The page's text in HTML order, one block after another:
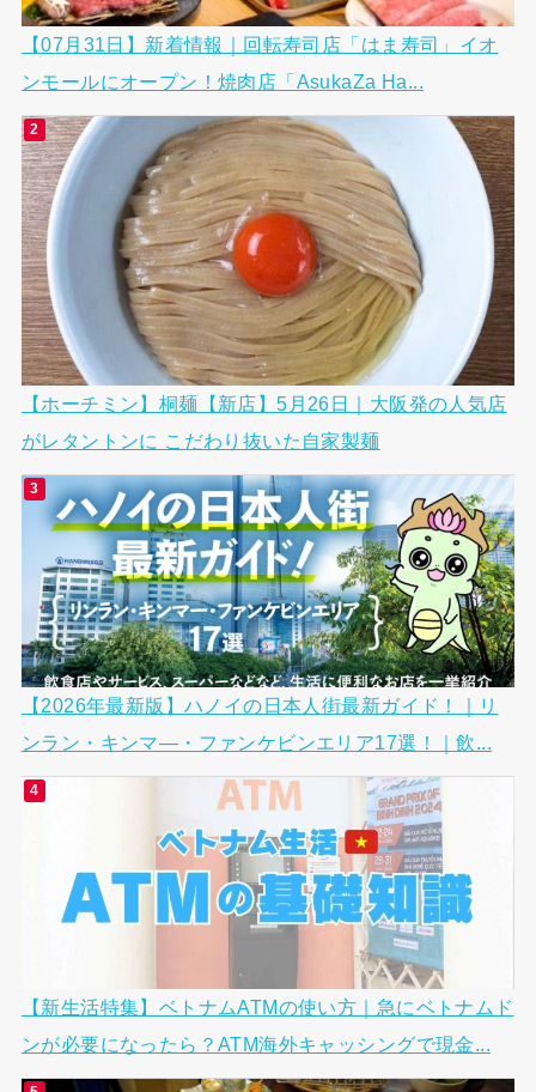
【07月31日】新着情報｜回転寿司店「はま寿司」イオ
ンモールにオープン！焼肉店「AsukaZa Ha...
【ホーチミン】桐麺【新店】5月26日｜大阪発の人気店
がレタントンに こだわり抜いた自家製麺
【2026年最新版】ハノイの日本人街最新ガイド！｜リ
ンラン・キンマ―・ファンケビンエリア17選！｜飲...
【新生活特集】ベトナムATMの使い方｜急にベトナムド
ンが必要になったら？ATM海外キャッシングで現金...